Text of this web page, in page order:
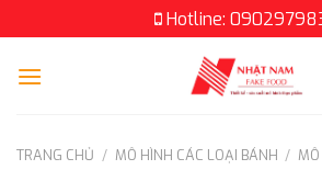
to
content
Hotline:
TRANG CHỦ / MÔ HÌNH CÁC LOẠI BÁNH /